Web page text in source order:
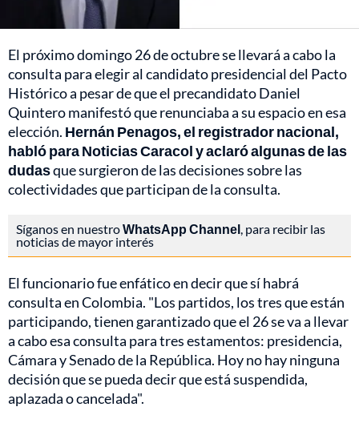
El próximo domingo 26 de octubre se llevará a cabo la
consulta para elegir al candidato presidencial del Pacto
Histórico a pesar de que el precandidato Daniel
Quintero manifestó que renunciaba a su espacio en esa
elección. Hernán Penagos, el registrador nacional,
habló para Noticias Caracol y aclaró algunas de las
dudasque surgieron de las decisiones sobre las
colectividades que participan de la consulta.
Síganos en nuestroWhatsApp Channel , para recibir las
noticias de mayor interés
El funcionario fue enfático en decir que sí habrá
consulta en Colombia. "Los partidos, los tres que están
participando, tienen garantizado que el 26 se va a llevar
a cabo esa consulta para tres estamentos: presidencia,
Cámara y Senado de la República. Hoy no hay ninguna
decisión que se pueda decir que está suspendida,
aplazada o cancelada".